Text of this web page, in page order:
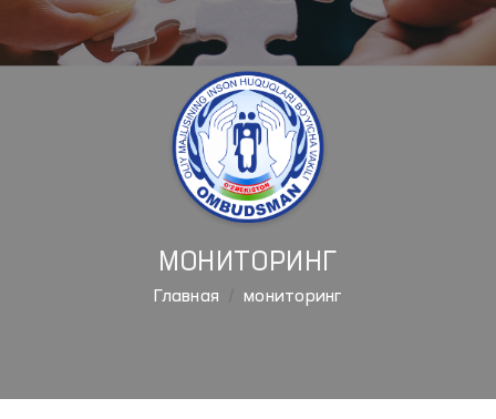
МОНИТОРИНГ
Главная мониторинг